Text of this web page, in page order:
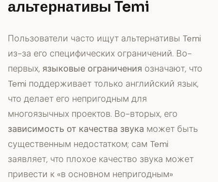
альтернативы Temi
Пользователи часто ищут альтернативы Temi
из-за его специфических ограничений. Во-
первых, языковые ограничения означают, что
Temi поддерживает только английский язык,
что делает его непригодным для
многоязычных проектов. Во-вторых, его
зависимость от качества звука может быть
существенным недостатком; сам Temi
заявляет, что плохое качество звука может
привести к «в основном непригодным»